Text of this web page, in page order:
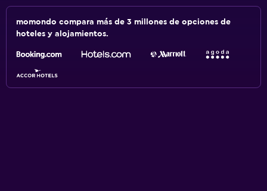
momondo compara más de 3 millones de opciones de
hoteles y alojamientos.